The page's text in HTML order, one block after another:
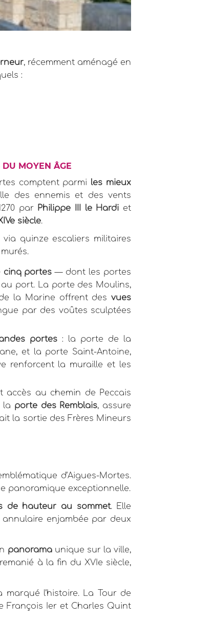
, récemment aménagé en
:
DU MOYEN ÂGE
comptent parmi les mieux
des ennemis et des vents
par Philippe III le Hardi et
siècle.
via quinze escaliers militaires
cinq portes — dont les portes
au port. La porte des Moulins,
la Marine offrent des vues
par des voûtes sculptées
portes : la porte de la
et la porte Saint-Antoine,
renforcent la muraille et les
accès au chemin de Peccais
la porte des Remblais, assure
la sortie des Frères Mineurs
d’Aigues-Mortes.
panoramique exceptionnelle.
de hauteur au sommet. Elle
enjambée par deux
panorama unique sur la ville,
à la fin du XVIe siècle,
l’histoire. La Tour de
François Ier et Charles Quint